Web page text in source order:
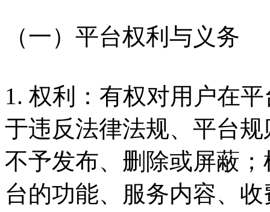
（一）平台权利与义务
1. 权利：有权对用户在
于违反法律法规、平台
不予发布、删除或屏蔽
台的功能、服务内容、